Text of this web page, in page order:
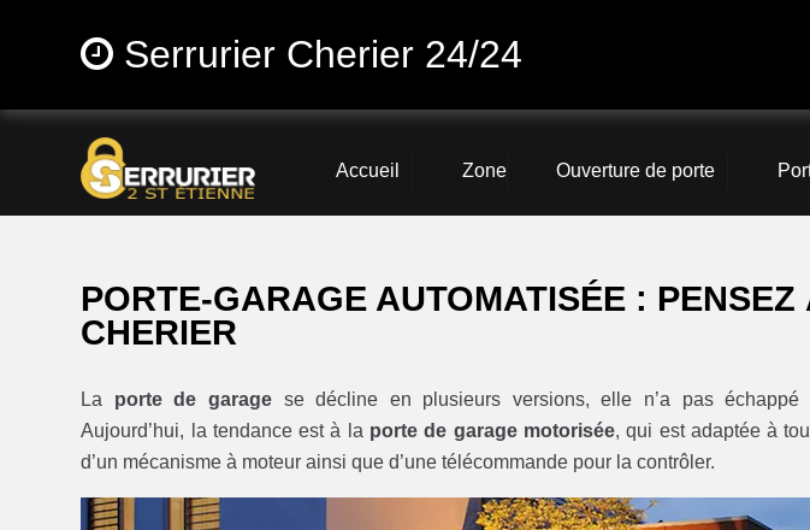
Serrurier Cherier 24/24
Accueil Zone Ouverture de porte
PORTE-GARAGE AUTOMATISÉE : PENSEZ
CHERIER
La porte de garagese décline en plusieurs versions, elle n’a pas échappé
Aujourd’hui, la tendance est à la porte de garage motorisée, qui est adaptée à
d’un mécanisme à moteur ainsi que d’une télécommande pour la contrôler.